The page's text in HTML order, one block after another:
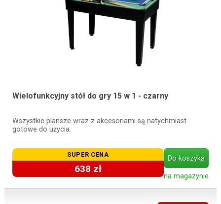
Wielofunkcyjny stół do gry 15 w 1 - czarny
Wszystkie plansze wraz z akcesoriami są natychmiast
gotowe do użycia.
SUPER CENA
638 zł
Do koszyka
na magazynie